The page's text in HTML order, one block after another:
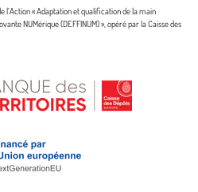
l’Action « Adaptation et qualification de la main
NUMérique (DEFFINUM) », opéré par la Caisse des